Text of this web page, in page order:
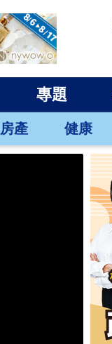
專題
房產 健康